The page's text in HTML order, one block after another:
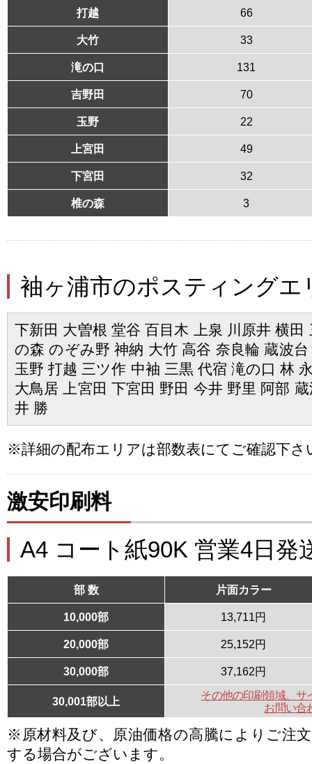
打越 66
大竹 33
滝の口 131
吉野田 70
玉野 22
上宮田 49
下宮田 32
椎の森 3
袖ヶ浦市のポスティングエ
下新田 大曽根 堂谷 百目木 上泉 川原井 横田
の森 のぞみ野 神納 大竹 高谷 奈良輪 蔵波
玉野 打越 三ツ作 中袖 三黒 代宿 滝の口 林
大鳥居 上宮田 下宮田 野田 今井 野里 阿部
井 勝
※詳細の配布エリアは部数表にてご確認下さ
激安印刷料
A4 コート紙90K 営業4日発
部 数 片面カラー
10,000部 13,711円
20,000部 25,152円
30,000部 37,162円
30,001部以上
その他の印刷領域、サ
お問い合
※原材料及び、原油価格の高騰によりご注
する場合がございます。